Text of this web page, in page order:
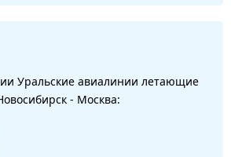
Уральские авиалинии летающие
- Москва: